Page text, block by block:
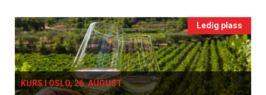
Events
single
Ledig plass
KURS I OSLO, 26. AUGUST